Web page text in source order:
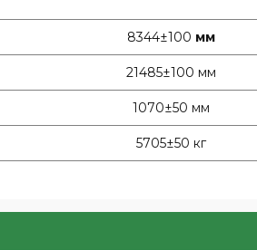
8344±100 мм
21485±100 мм
1070±50 мм
5705±50 кг